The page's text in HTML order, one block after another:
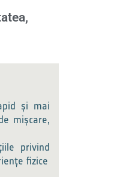
și mai
mișcare,
privind
fizice